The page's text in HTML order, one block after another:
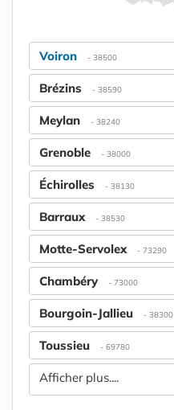
Voiron - 38500
Brézins - 38590
Meylan - 38240
Grenoble - 38000
Échirolles - 38130
Barraux - 38530
Motte-Servolex - 73290
Chambéry - 73000
Bourgoin-Jallieu - 38300
Toussieu - 69780
Afficher plus....